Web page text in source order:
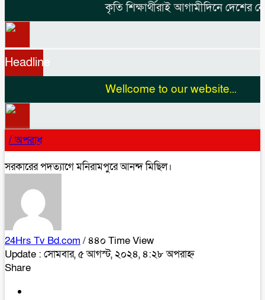
কৃতি শিক্ষার্থীরাই আগামীদিনে দেশের
Headline
Wellcome to our website...
/অপরাধ
সরকারের পদত্যাগে মনিরামপুরে আনন্দ মিছিল।
24Hrs Tv Bd.com / ৪৪০ Time View
Update : সোমবার, ৫ আগস্ট, ২০২৪, ৪:২৮ অপরাহ্ন
Share